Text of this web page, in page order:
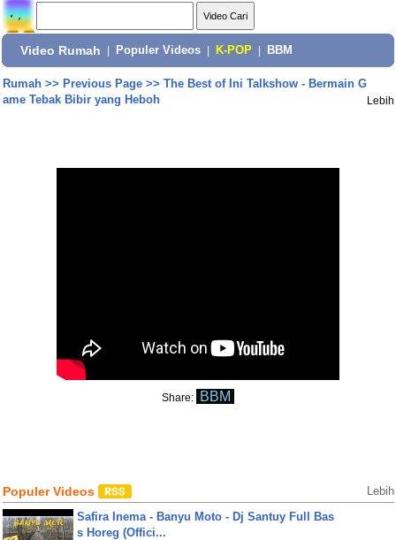
Video Rumah Populer Videos K-POP BBM
Rumah>> Previous Page>> The Best of Ini Talkshow - Bermain G
ame Tebak Bibir yang Heboh
Lebih
Share: BBM
Populer Videos Lebih
Safira Inema - Banyu Moto - Dj Santuy Full Bas
s Horeg (Offici...